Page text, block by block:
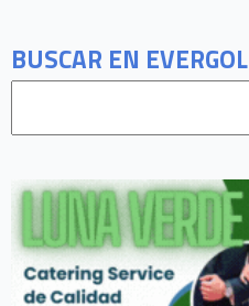
BUSCAR EN EVERGOL